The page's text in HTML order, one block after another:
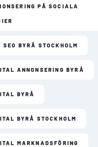
PÅ SOCIALA
SEO BYRÅ STOCKHOLM
ANNONSERING BYRÅ
BYRÅ
BYRÅ STOCKHOLM
MARKNADSFÖRING